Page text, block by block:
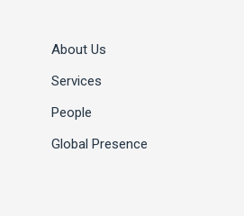
About Us
Services
People
Global Presence